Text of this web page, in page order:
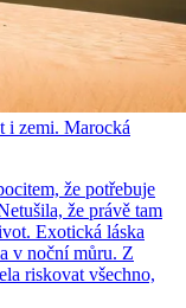
i zemi. Marocká
že potřebuje
že právě tam
Exotická láska
v noční můru. Z
riskovat všechno,